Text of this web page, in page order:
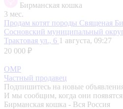
Бирманская кошка
3 мес.
Продам котят породы Священая
Сосновский муниципальный
Трактовая ул., 6 1 августа, 09:27
20 000 ₽
ОМР
Частный продавец
Подпишитесь на новые
И мы сообщим, когда они появятся
Бирманская кошка - Вся Россия